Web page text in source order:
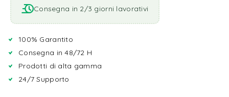
Consegna in 2/3 giorni lavorativi
100% Garantito
Consegna in 48/72 H
Prodotti di alta gamma
24/7 Supporto